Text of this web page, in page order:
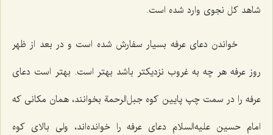
شاهد کل نجوی وارد شده است.
خواندن دعای عرفه بسیار سفارش شده است و در بعد از ظهر
روز عرفه هر چه به غروب نزدیکتر باشد بهتر است. بهتر است دعاى
عرفه را در سمت چپ پایین کوه جبل‌الرحمة بخوانند، همان مکانى که
امام حسین علیه‌السلام دعاى عرفه را خوانده‌اند، ولى بالاى کوه